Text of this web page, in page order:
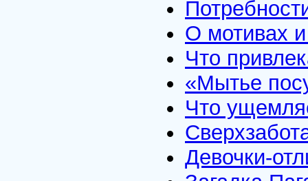
О мотивах
Что
«Мытье
Что
Девочки-